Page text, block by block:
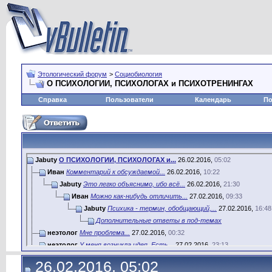
Этологический форум > Социобиология
О ПСИХОЛОГИИ, ПСИХОЛОГАХ и ПСИХОТРЕНИНГАХ
Справка Пользователи Календарь
Jabuty О ПСИХОЛОГИИ, ПСИХОЛОГАХ и... 26.02.2016, 05:02
Иван Комментарий к обсуждаемой... 26.02.2016, 10:22
Jabuty Это легко объяснимо, ибо всё... 26.02.2016, 21:30
Иван Можно как-нибудь отличить... 27.02.2016, 09:33
Jabuty Психика - термин, обобщающий,... 27.02.2016, 16:48
Дополнительные ответы в под-темах
неэтолог Мне проблема... 27.02.2016, 00:32
неэтолог У меня возникла идея. Есть... 27.02.2016, 23:13
Иван Можно попробовать и так. Во...28.02.2016,12:04
неэтолог \\ Безусловно да. Во сне...
26.02.2016, 05:02